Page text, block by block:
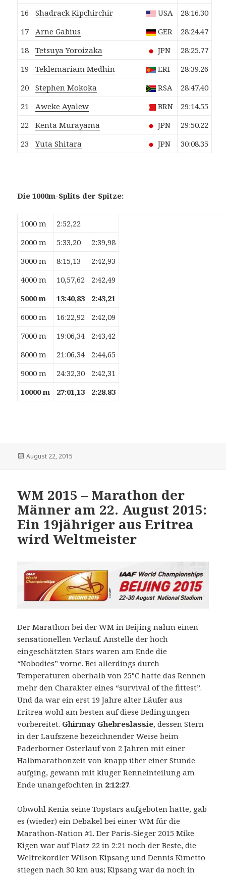
16
ShadrackKipchirchir USA
28:16.30
17
ArneGabius GER
28:24.47
18
TetsuyaYoroizaka JPN
28:25.77
19
TeklemariamMedhin ERI
28:39.26
20
StephenMokoka RSA
28:47.40
21
AwekeAyalew BRN
29:14.55
22
KentaMurayama JPN
29:50.22
23
YutaShitara JPN 30:08.35
Die 1000m-Splits der Spitze:
1000 m
2:52,22
2000 m
5:33,20
2:39,98
3000 m
8:15,13
2:42,93
4000 m
10,57,62
2:42,49
5000 m
13:40,83
2:43,21
6000 m
16:22,92
2:42,09
7000 m
19:06,34
2:43,42
8000 m
21:06,34
2:44,65
9000 m
24:32,30
2:42,31
10000 m
27:01,13 2:28.83
Veröffentlicht
August 22, 2015
WM 2015 – Marathon der
Männer am 22. August 2015:
Ein 19jähriger aus Eritrea
wird Weltmeister
Der Marathon bei der WM in Beijing nahm einen
sensationellen Verlauf. Anstelle der hoch
eingeschätzten Stars waren am Ende die
“Nobodies” vorne. Bei allerdings durch
Temperaturen oberhalb von 25°C hatte das Rennen
mehr den Charakter eines “survival of the fittest”.
Und da war ein erst 19 Jahre alter Läufer aus
Eritrea wohl am besten auf diese Bedingungen
vorbereitet. Ghirmay Ghebreslassie, dessen Stern
in der Laufszene bezeichnender Weise beim
Paderborner Osterlauf von 2 Jahren mit einer
Halbmarathonzeit von knapp über einer Stunde
aufging, gewann mit kluger Renneinteilung am
Ende unangefochten in 2:12:27.
Obwohl Kenia seine Topstars aufgeboten hatte, gab
es (wieder) ein Debakel bei einer WM für die
Marathon-Nation #1. Der Paris-Sieger 2015 Mike
Kigen war auf Platz 22 in 2:21 noch der Beste, die
Weltrekordler Wilson Kipsang und Dennis Kimetto
stiegen nach 30 km aus; Kipsang war da noch in